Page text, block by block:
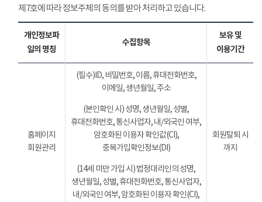
제7호에 따라 정보주체의 동의를 받아 처리하고 있습니다.
개인정보파
일의 명칭
수집항목
보유 및
이용기간
홈페이지
회원관리
(필수)ID, 비밀번호, 이름, 휴대전화번호,
이메일, 생년월일, 주소
(본인확인 시) 성명, 생년월일, 성별,
휴대전화번호, 통신사업자, 내/외국인 여부,
암호화된 이용자 확인값(CI),
중복가입확인정보(DI)
(14세 미만 가입 시) 법정대리인의 성명,
생년월일, 성별, 휴대전화번호, 통신사업자,
내/외국인 여부, 암호화된 이용자 확인(CI),
회원탈퇴 시
까지